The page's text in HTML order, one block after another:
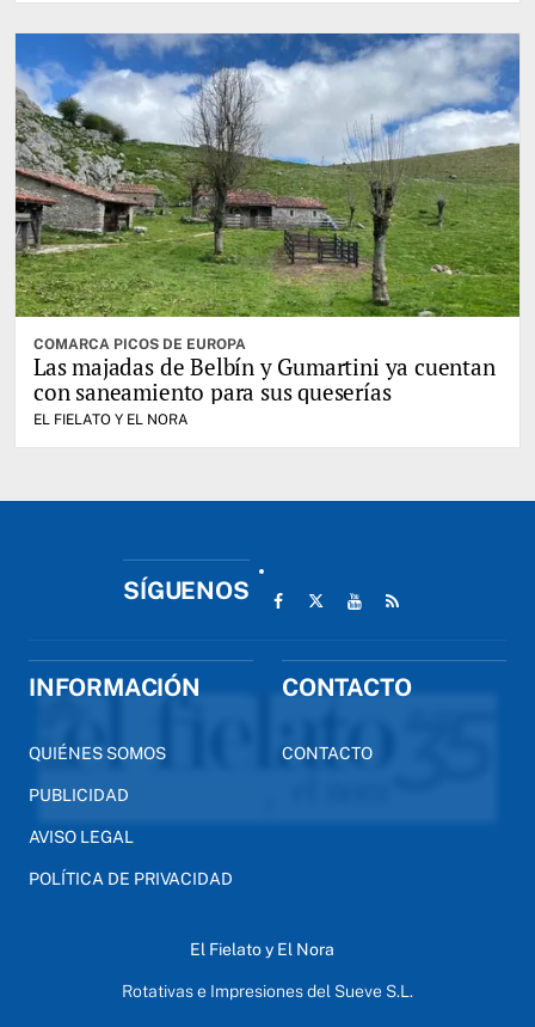
COMARCA PICOS DE EUROPA
Las majadas de Belbín y Gumartini ya cuentan
con saneamiento para sus queserías
EL FIELATO Y EL NORA
SÍGUENOS
INFORMACIÓN
QUIÉNES SOMOS
PUBLICIDAD
AVISO LEGAL
POLÍTICA DE PRIVACIDAD
CONTACTO
CONTACTO
El Fielato y El Nora
Rotativas e Impresiones del Sueve S.L.